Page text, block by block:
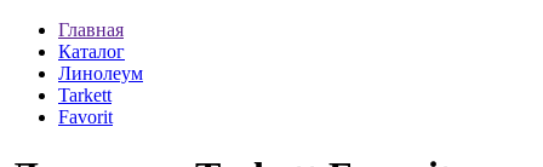
Главная
Каталог
Линолеум
Tarkett
Favorit